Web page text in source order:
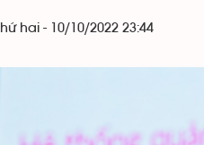
Thứ hai - 10/10/2022 23:44